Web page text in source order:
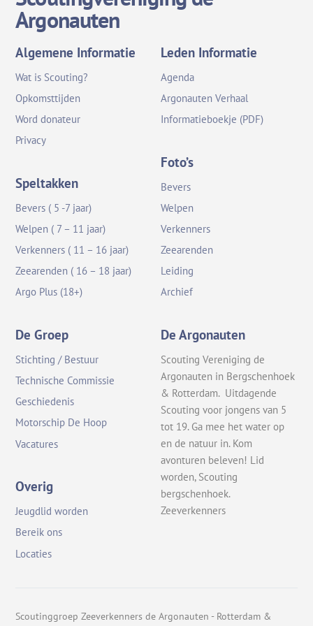
Argonauten
Algemene Informatie
Wat is Scouting?
Opkomsttijden
Word donateur
Privacy
Speltakken
Bevers ( 5 -7 jaar)
Welpen ( 7 – 11 jaar)
Verkenners ( 11 – 16 jaar)
Zeearenden ( 16 – 18 jaar)
Argo Plus (18+)
Leden Informatie
Agenda
Argonauten Verhaal
Informatieboekje (PDF)
Foto’s
Bevers
Welpen
Verkenners
Zeearenden
Leiding
Archief
De Groep
Stichting / Bestuur
Technische Commissie
Geschiedenis
Motorschip De Hoop
Vacatures
Overig
Jeugdlid worden
Bereik ons
Locaties
De Argonauten
Scouting Vereniging de
Argonauten in Bergschenhoek
& Rotterdam. Uitdagende
Scouting voor jongens van 5
tot 19. Ga mee het water op
en de natuur in. Kom
avonturen beleven! Lid
worden, Scouting
bergschenhoek.
Zeeverkenners
Scoutinggroep Zeeverkenners de Argonauten - Rotterdam &